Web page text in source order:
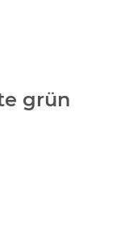
grün